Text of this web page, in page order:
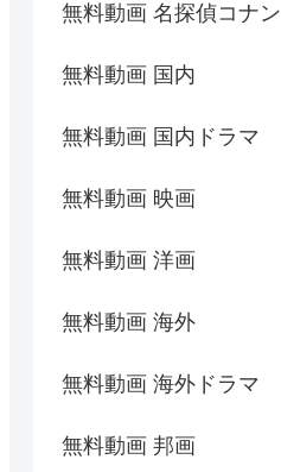
無料動画 名探偵コナン
無料動画 国内
無料動画 国内ドラマ
無料動画 映画
無料動画 洋画
無料動画 海外
無料動画 海外ドラマ
無料動画 邦画